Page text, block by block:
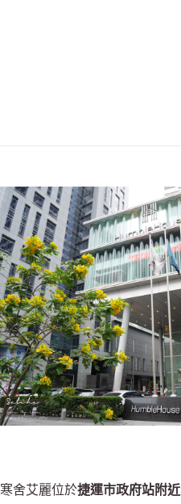
寒舍艾麗位於捷運市政府站附近